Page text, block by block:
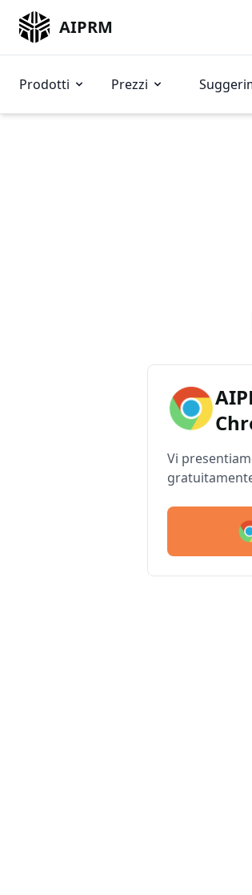
AIPRM
Prodotti Prezzi
Vi